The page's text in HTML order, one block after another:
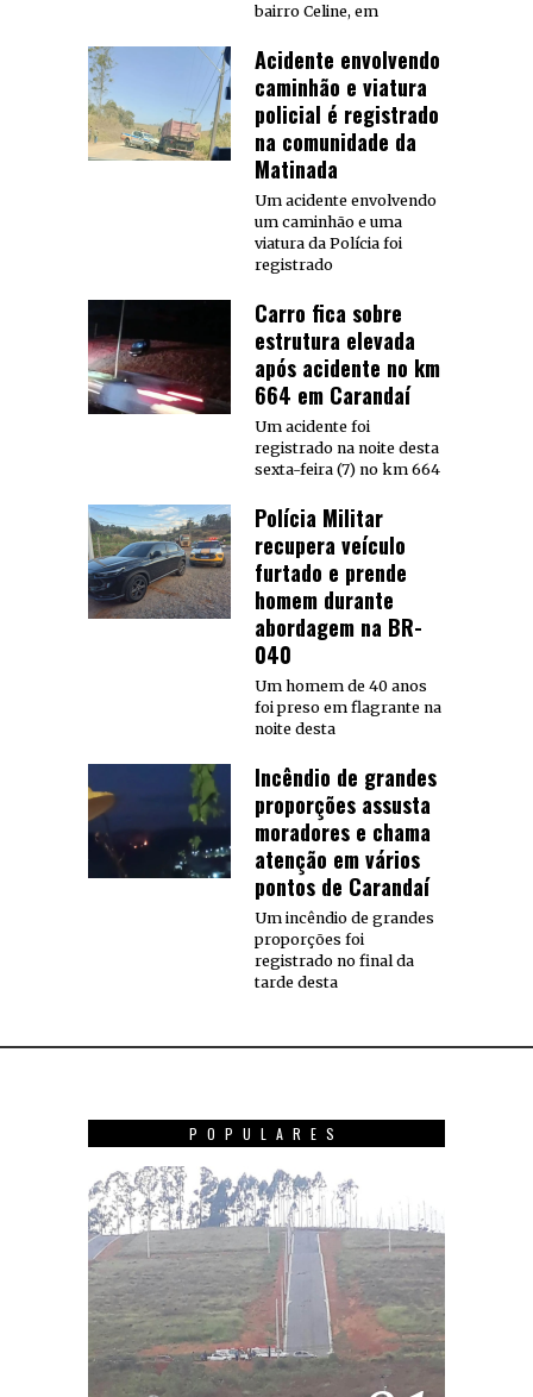
bairro Celine, em
Acidente envolvendo
caminhão e viatura
policial é registrado
na comunidade da
Matinada
Um acidente envolvendo
um caminhão e uma
viatura da Polícia foi
registrado
Carro fica sobre
estrutura elevada
após acidente no km
664 em Carandaí
Um acidente foi
registrado na noite desta
sexta-feira (7) no km 664
Polícia Militar
recupera veículo
furtado e prende
homem durante
abordagem na BR-
040
Um homem de 40 anos
foi preso em flagrante na
noite desta
Incêndio de grandes
proporções assusta
moradores e chama
atenção em vários
pontos de Carandaí
Um incêndio de grandes
proporções foi
registrado no final da
tarde desta
POPULARES